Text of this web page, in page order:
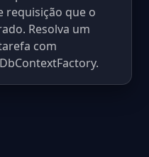
requisição que o
Resolva um
com